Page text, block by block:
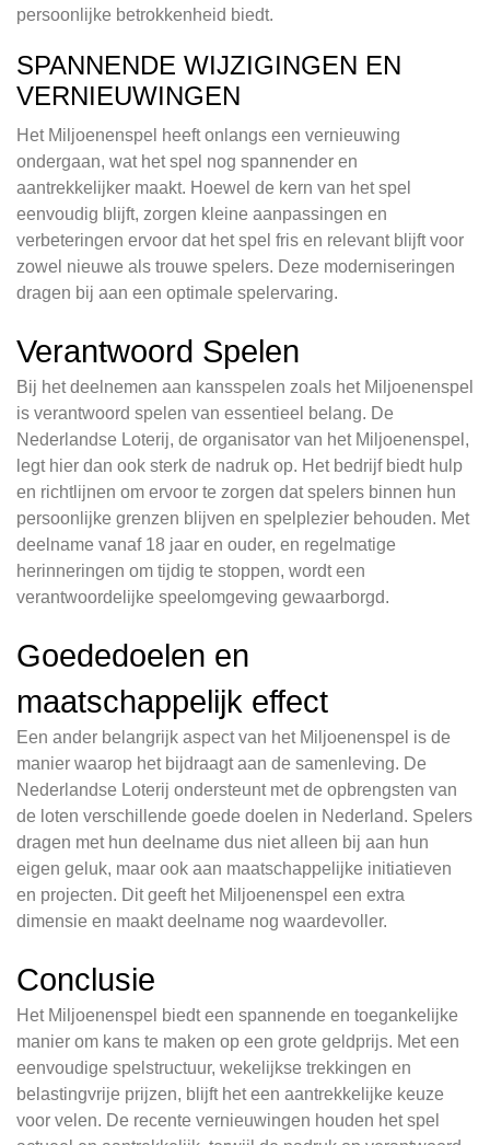
persoonlijke betrokkenheid biedt.
SPANNENDE WIJZIGINGEN EN
VERNIEUWINGEN
Het Miljoenenspel heeft onlangs een vernieuwing
ondergaan, wat het spel nog spannender en
aantrekkelijker maakt. Hoewel de kern van het spel
eenvoudig blijft, zorgen kleine aanpassingen en
verbeteringen ervoor dat het spel fris en relevant blijft voor
zowel nieuwe als trouwe spelers. Deze moderniseringen
dragen bij aan een optimale spelervaring.
Verantwoord Spelen
Bij het deelnemen aan kansspelen zoals het Miljoenenspel
is verantwoord spelen van essentieel belang. De
Nederlandse Loterij, de organisator van het Miljoenenspel,
legt hier dan ook sterk de nadruk op. Het bedrijf biedt hulp
en richtlijnen om ervoor te zorgen dat spelers binnen hun
persoonlijke grenzen blijven en spelplezier behouden. Met
deelname vanaf 18 jaar en ouder, en regelmatige
herinneringen om tijdig te stoppen, wordt een
verantwoordelijke speelomgeving gewaarborgd.
Goededoelen en
maatschappelijk effect
Een ander belangrijk aspect van het Miljoenenspel is de
manier waarop het bijdraagt aan de samenleving. De
Nederlandse Loterij ondersteunt met de opbrengsten van
de loten verschillende goede doelen in Nederland. Spelers
dragen met hun deelname dus niet alleen bij aan hun
eigen geluk, maar ook aan maatschappelijke initiatieven
en projecten. Dit geeft het Miljoenenspel een extra
dimensie en maakt deelname nog waardevoller.
Conclusie
Het Miljoenenspel biedt een spannende en toegankelijke
manier om kans te maken op een grote geldprijs. Met een
eenvoudige spelstructuur, wekelijkse trekkingen en
belastingvrije prijzen, blijft het een aantrekkelijke keuze
voor velen. De recente vernieuwingen houden het spel